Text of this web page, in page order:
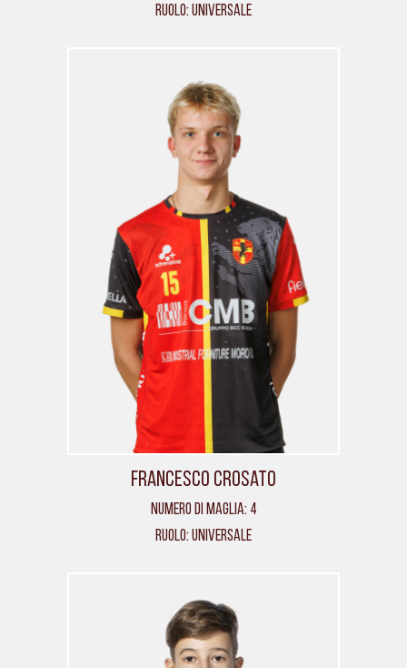
Ruolo: Universale
Francesco Crosato
Numero di maglia: 4
Ruolo: Universale